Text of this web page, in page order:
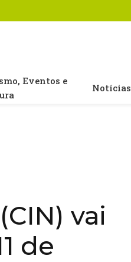
Eventos e
Notícias
vai
de